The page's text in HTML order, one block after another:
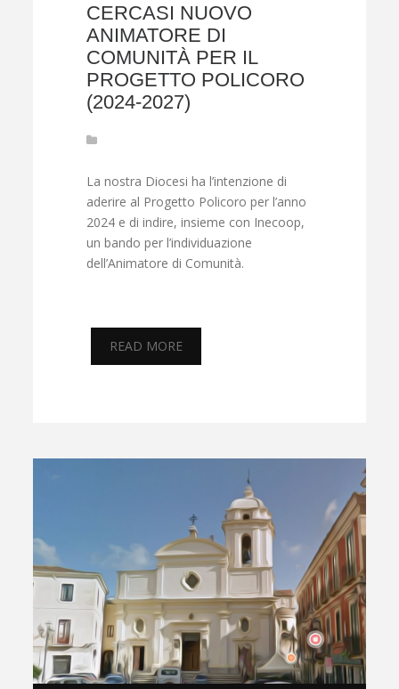
CERCASI NUOVO
ANIMATORE DI
COMUNITÀ PER IL
PROGETTO POLICORO
(2024-2027)
La nostra Diocesi ha l’intenzione di
aderire al Progetto Policoro per l’anno
2024 e di indire, insieme con Inecoop,
un bando per l’individuazione
dell’Animatore di Comunità.
READ MORE